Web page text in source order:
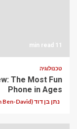
11 min read
טכנולוגיה
The Most Fun
Phone in Ages
נתן בן דוד (Natan Ben-David)